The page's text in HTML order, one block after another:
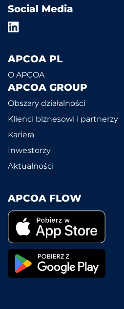
Social Media
APCOA PL
O APCOA
APCOA GROUP
Obszary działalności
Klienci biznesowi i partnerzy
Kariera
Inwestorzy
Aktualności
APCOA FLOW